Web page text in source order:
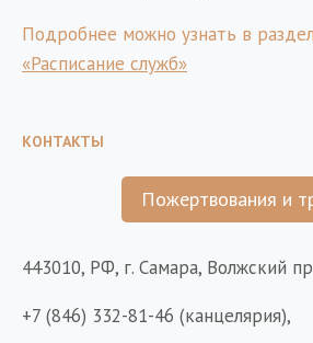
Подробнее можно узнать в
«Расписание служб»
КОНТАКТЫ
Пожертвования и
443010, РФ, г. Самара, Волжский
+7 (846) 332-81-46 (канцелярия),